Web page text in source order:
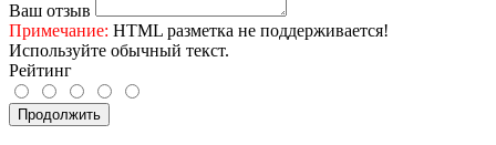
Ваш отзыв
Примечание: HTML разметка не поддерживается!
Используйте обычный текст.
Рейтинг
Продолжить